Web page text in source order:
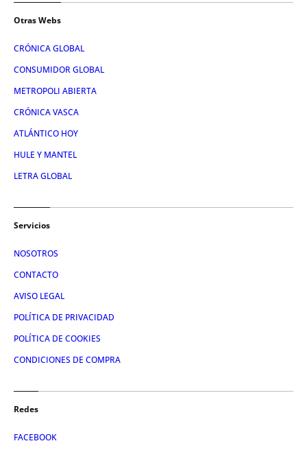
Otras Webs
CRÓNICA GLOBAL
CONSUMIDOR GLOBAL
METROPOLI ABIERTA
CRÓNICA VASCA
ATLÁNTICO HOY
HULE Y MANTEL
LETRA GLOBAL
Servicios
NOSOTROS
CONTACTO
AVISO LEGAL
POLÍTICA DE PRIVACIDAD
POLÍTICA DE COOKIES
CONDICIONES DE COMPRA
Redes
FACEBOOK